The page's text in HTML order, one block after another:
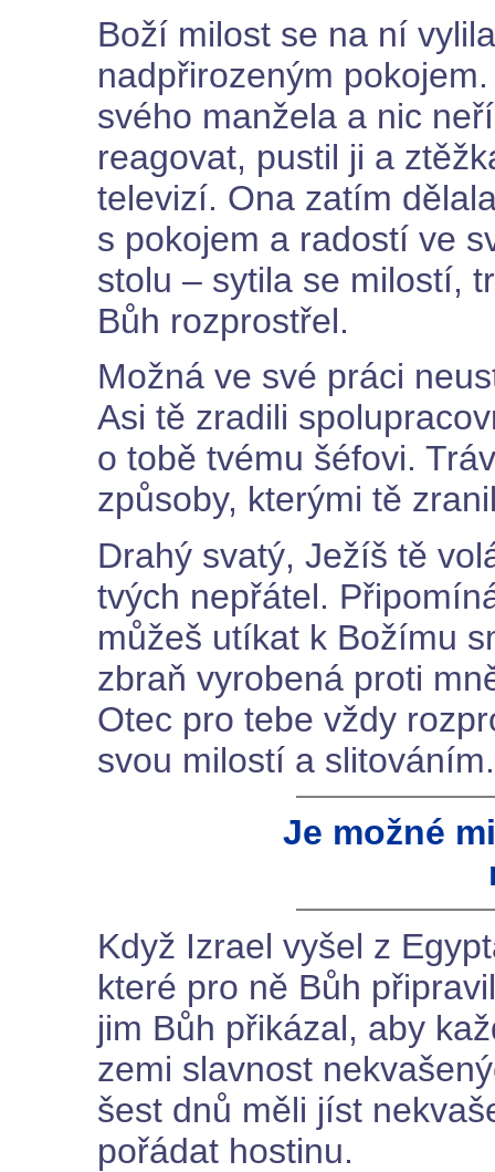
Boží milost se na ní
nadpřirozeným
svého manžela a nic
reagovat, pustil ji a
televizí. Ona zatím
s pokojem a radostí ve
stolu – sytila se milostí,
Bůh rozprostřel.
Možná ve své práci
Asi tě zradili
o tobě tvému šéfovi.
způsoby, kterými tě
Drahý svatý, Ježíš tě
tvých nepřátel.
můžeš utíkat k Božímu
zbraň vyrobená proti
Otec pro tebe vždy
svou milostí a slitováním.
Je možné
Když Izrael vyšel z
které pro ně Bůh
jim Bůh přikázal, aby
zemi slavnost
šest dnů měli jíst
pořádat hostinu.